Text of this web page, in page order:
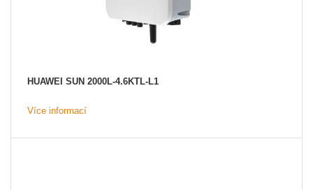
HUAWEI SUN 2000L-4.6KTL-L1
Více informací